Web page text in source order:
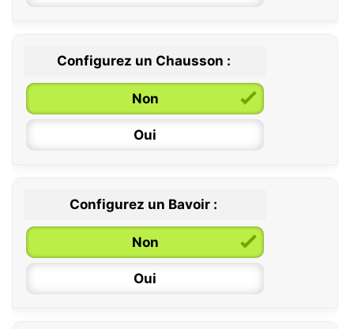
0 / 6 mois
6 / 12 mois
12 / 18 mois
Configurez un Chausson :
Non
Oui
Configurez un Bavoir :
Non
Oui